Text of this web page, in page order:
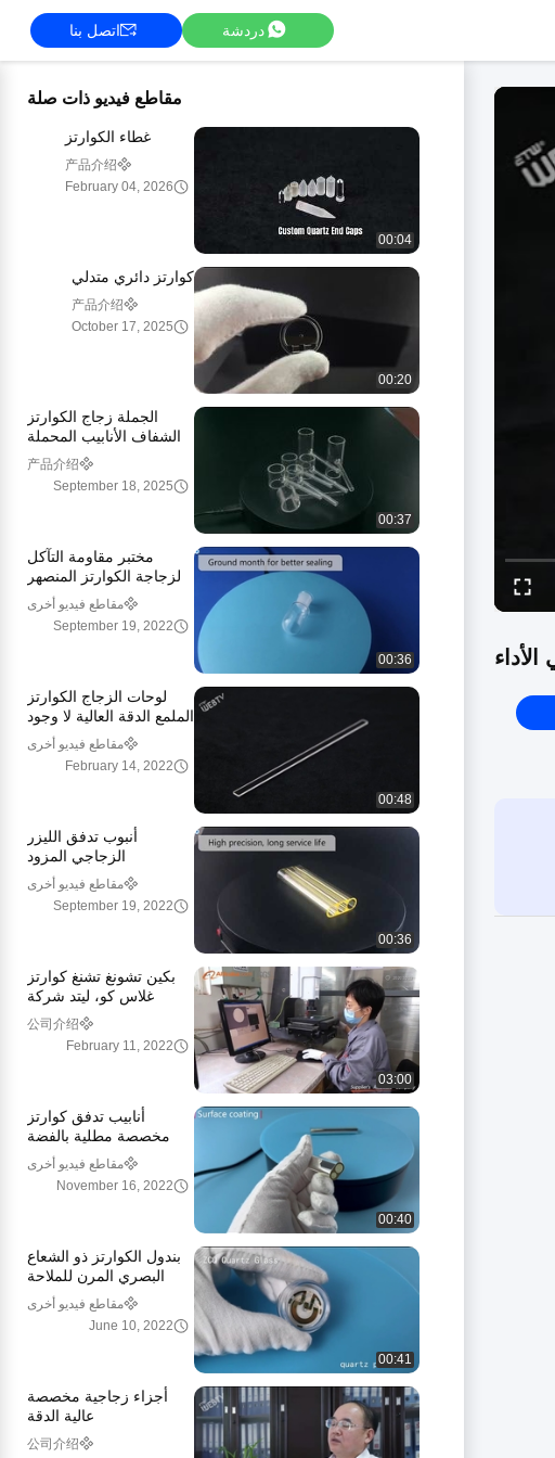
دردشة اتصل بنا
مقاطع فيديو ذات صلة
00:04
غطاء الكوارتز
产品介绍
February 04, 2026
00:20
كوارتز دائري متدلي
产品介绍
October 17, 2025
00:37
الجملة زجاج الكوارتز
الشفاف الأنابيب المحملة
产品介绍
September 18, 2025
00:36
مختبر مقاومة التآكل
لزجاجة الكوارتز المنصهر
بدرجة حرارة عالية
مقاطع فيديو أخرى
September 19, 2022
00:48
لوحات الزجاج الكوارتز
الملمع الدقة العالية لا وجود
لفقاعات الهواء
مقاطع فيديو أخرى
February 14, 2022
00:36
أنبوب تدفق الليزر
الزجاجي المزود
بالسماريوم لليزر الطبي
مقاطع فيديو أخرى
September 19, 2022
03:00
بكين تشونغ تشنغ كوارتز
غلاس كو، ليتد شركة
مقدمة
公司介绍
February 11, 2022
00:40
أنابيب تدفق كوارتز
مخصصة مطلية بالفضة
مزدوجة التجويف لمعدات
الليزر
مقاطع فيديو أخرى
November 16, 2022
00:41
بندول الكوارتز ذو الشعاع
البصري المرن للملاحة
بالقصور الذاتي
مقاطع فيديو أخرى
June 10, 2022
أجزاء زجاجية مخصصة
عالية الدقة
公司介绍